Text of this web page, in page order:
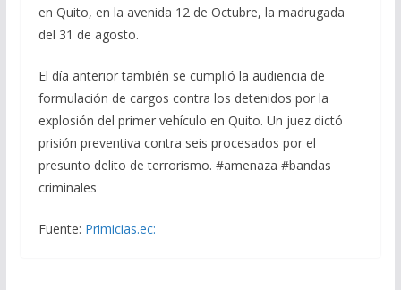
en Quito, en la avenida 12 de Octubre, la madrugada
del 31 de agosto.
El día anterior también se cumplió la audiencia de
formulación de cargos contra los detenidos por la
explosión del primer vehículo en Quito. Un juez dictó
prisión preventiva contra seis procesados por el
presunto delito de terrorismo. #amenaza #bandas
criminales
Fuente: Primicias.ec: